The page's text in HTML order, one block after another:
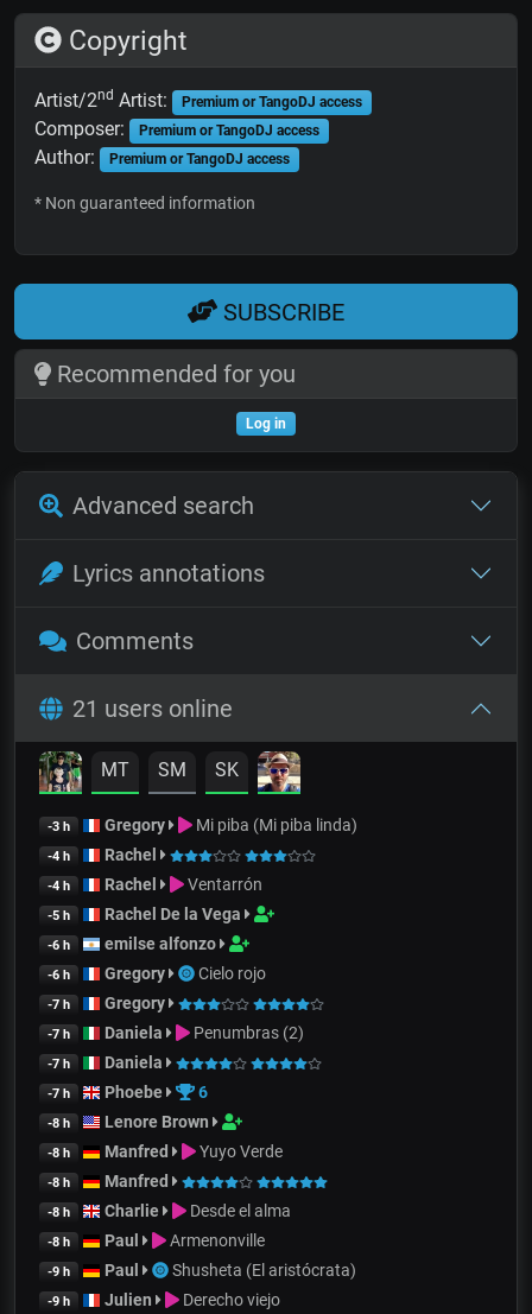
Copyright
Artist/2nd Artist: Premium or TangoDJ access
Composer: Premium or TangoDJ access
Author: Premium or TangoDJ access
* Non guaranteed information
SUBSCRIBE
Recommended for you
Log in
Advanced search
Lyrics annotations
Comments
21 users online
MT SM SK
-3 h Gregory Mi piba (Mi piba linda)
-4 h Rachel
-4 h Rachel Ventarrón
-5 h Rachel De la Vega
-6 h emilse alfonzo
-6 h Gregory Cielo rojo
-7 h Gregory
-7 h Daniela Penumbras (2)
-7 h Daniela
-7 h Phoebe 6
-8 h Lenore Brown
-8 h Manfred Yuyo Verde
-8 h Manfred
-8 h Charlie Desde el alma
-8 h Paul Armenonville
-9 h Paul Shusheta (El aristócrata)
-9 h Julien Derecho viejo